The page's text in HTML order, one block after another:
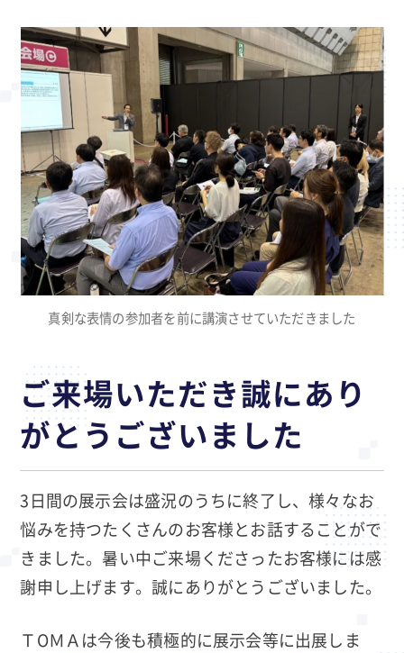
真剣な表情の参加者を前に講演させていただきました
ご来場いただき誠にあり
がとうございました
3日間の展示会は盛況のうちに終了し、様々なお
悩みを持つたくさんのお客様とお話することがで
きました。暑い中ご来場くださったお客様には感
謝申し上げます。誠にありがとうございました。
ＴОＭＡは今後も積極的に展示会等に出展しま